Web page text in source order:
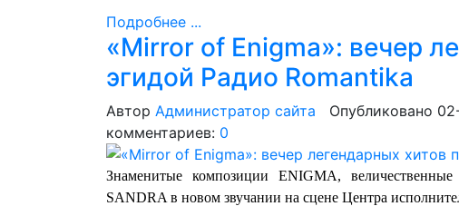
Подробнее ...
«Mirror of Enigma»: вечер
эгидой Радио Romantika
Автор Администратор сайта Опубликовано
комментариев: 0
Знаменитые композиции ENIGMA,
SANDRA в новом звучании на сцене Центра